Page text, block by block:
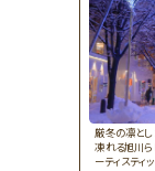
厳冬の凛とし
凍れる旭川ら
ーティスティ